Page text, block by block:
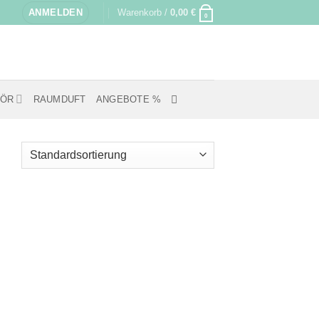
ANMELDEN Warenkorb / 0,00 € 0
RAUMDUFT ANGEBOTE %